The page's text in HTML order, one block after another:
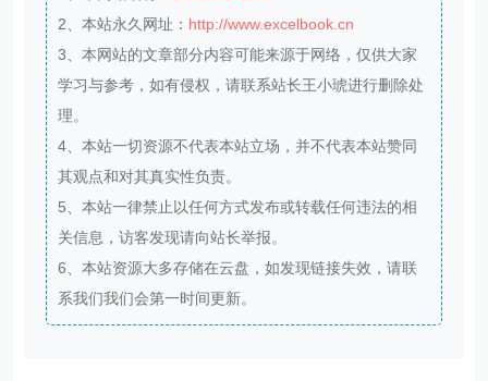
2、本站永久网址： http://www.excelbook.cn
3、本网站的文章部分内容可能来源于网络，仅供大家
学习与参考，如有侵权，请联系站长王小琥进行删除处
理。
4、本站一切资源不代表本站立场，并不代表本站赞同
其观点和对其真实性负责。
5、本站一律禁止以任何方式发布或转载任何违法的相
关信息，访客发现请向站长举报。
6、本站资源大多存储在云盘，如发现链接失效，请联
系我们我们会第一时间更新。